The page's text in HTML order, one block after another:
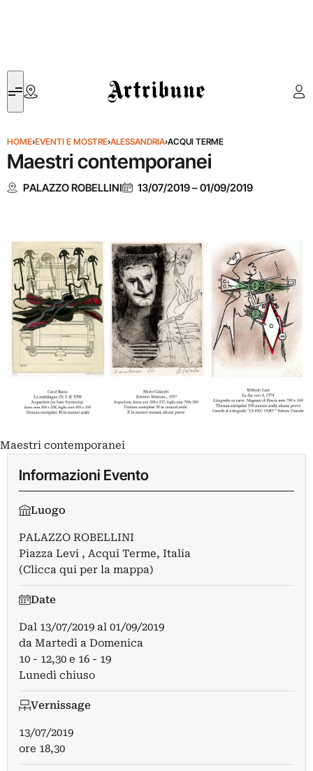
Artribune
HOME›EVENTI E MOSTRE›ALESSANDRIA›ACQUI TERME
Maestri contemporanei
PALAZZO ROBELLINI 13/07/2019–01/09/2019
Maestri contemporanei
Informazioni Evento
Luogo
PALAZZO ROBELLINI
Piazza Levi , Acqui Terme, Italia
(Clicca qui per la mappa)
Date
Dal 13/07/2019 al 01/09/2019
da Martedì a Domenica
10 - 12,30 e 16 - 19
Lunedì chiuso
Vernissage
13/07/2019
ore 18,30